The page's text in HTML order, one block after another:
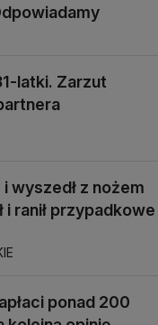
latki. Zarzut
wyszedł z nożem
i ranił przypadkowe
ponad 200